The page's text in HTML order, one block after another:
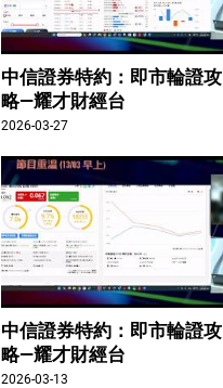
中信證券特約：即市輪證攻
略—耀才財經台
2026-03-27
中信證券特約：即市輪證攻
略—耀才財經台
2026-03-13